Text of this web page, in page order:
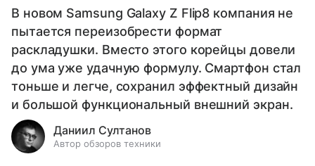
В новом Samsung Galaxy Z Flip8 компания не
пытается переизобрести формат
раскладушки. Вместо этого корейцы довели
до ума уже удачную формулу. Смартфон стал
тоньше и легче, сохранил эффектный дизайн
и большой функциональный внешний экран.
Даниил Султанов
Автор обзоров техники